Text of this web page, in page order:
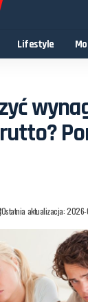
Lifestyle
Ostatnia aktualizacja: